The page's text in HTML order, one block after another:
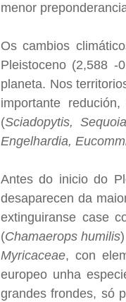
menor
Os cambios
Pleistoceno (2,588 -
planeta. Nos
importante
(Sciadopytis,
Engelhardia,
Antes do inicio do
desaparecen da
extinguiranse case
(Chamaerops humilis
Myricaceae, con
europeo unha
grandes frondes, só